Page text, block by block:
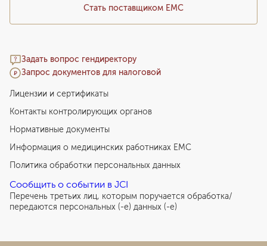
Стать поставщиком ЕМС
Задать вопрос гендиректору
Запрос документов для налоговой
Лицензии и сертификаты
Контакты контролирующих органов
Нормативные документы
Информация о медицинских работниках EMC
Политика обработки персональных данных
Сообщить о событии в JCI
Перечень третьих лиц, которым поручается обработка/
передаются персональных (-е) данных (-е)